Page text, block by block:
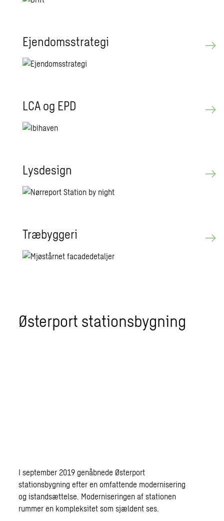
Ejen­doms­stra­te­gi
LCA og EPD
Lys­de­sign
Træ­byg­ge­ri
Østerport stationsbygning
I september 2019 genåbnede Østerport
stationsbygning efter en omfattende modernisering
og istandsættelse. Moderniseringen af stationen
rummer en kompleksitet som sjældent ses.